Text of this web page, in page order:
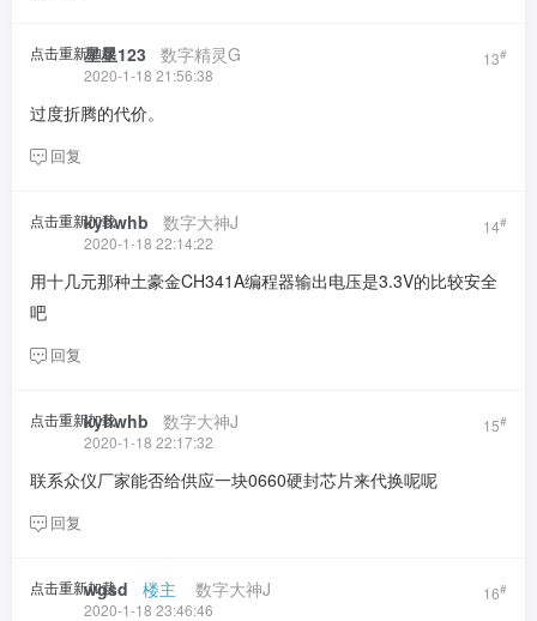
点击重新加载 13#
星星123 数字精灵G
2020-1-18 21:56:38
过度折腾的代价。
回复
点击重新加载 14#
kyhwhb 数字大神J
2020-1-18 22:14:22
用十几元那种土豪金CH341A编程器输出电压是3.3V的比较安全
吧
回复
点击重新加载 15#
kyhwhb 数字大神J
2020-1-18 22:17:32
联系众仪厂家能否给供应一块0660硬封芯片来代换呢呢
回复
点击重新加载 16#
wgsd 楼主 数字大神J
2020-1-18 23:46:46